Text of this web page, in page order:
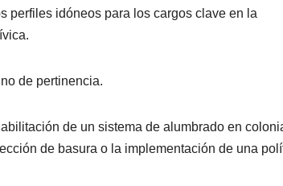
perfiles idóneos para los cargos clave en la
de pertinencia.
de un sistema de alumbrado en
de basura o la implementación de una